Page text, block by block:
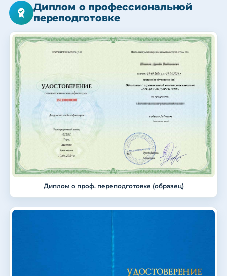
Диплом о профессиональной
переподготовке
Диплом о проф. переподготовке (образец)